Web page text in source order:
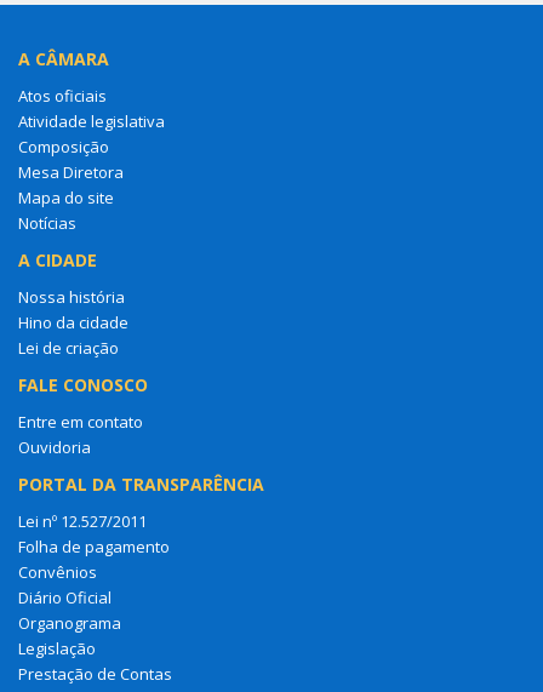
A CÂMARA
Atos oficiais
Atividade legislativa
Composição
Mesa Diretora
Mapa do site
Notícias
A CIDADE
Nossa história
Hino da cidade
Lei de criação
FALE CONOSCO
Entre em contato
Ouvidoria
PORTAL DA TRANSPARÊNCIA
Lei nº 12.527/2011
Folha de pagamento
Convênios
Diário Oficial
Organograma
Legislação
Prestação de Contas